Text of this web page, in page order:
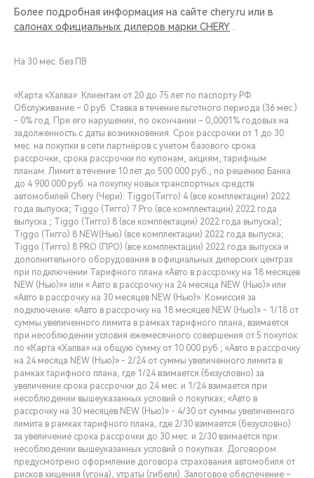
Более подробная информация на сайте chery.ru или в
салонах официальных дилеров марки CHERY
На 30 мес. без ПВ
«Карта «Халва»: Клиентам от 20 до 75 лет по паспорту РФ.
Обслуживание – 0 руб. Ставка в течение льготного периода (36 мес.)
- 0% год. При его нарушении, по окончании – 0,0001% годовых на
задолженность с даты возникновения. Срок рассрочки от 1 до 30
мес. на покупки в сети партнёров с учетом базового срока
рассрочки, срока рассрочки по купонам, акциям, тарифным
планам. Лимит в течение 10 лет до 500 000 руб., по решению Банка
до 4 900 000 руб. на покупку новых транспортных средств
автомобилей Chery (Чери): Tiggo(Тигго) 4 (все комплектации) 2022
года выпуска; Tiggo (Тигго) 7 Pro (все комплектации) 2022 года
выпуска ; Tiggo (Тигго) 8 (все комплектации) 2022 года выпуска);
Tiggo (Тигго) 8 NEW(Нью) (все комплектации) 2022 года выпуска;
Tiggo (Тигго) 8 PRO (ПРО) (все комплектации) 2022 года выпуска и
дополнительного оборудования в официальных дилерских центрах
при подключении Тарифного плана «Авто в рассрочку на 18 месяцев
NEW (Нью)»» или « Авто в рассрочку на 24 месяца NEW (Нью)» или
«Авто в рассрочку на 30 месяцев NEW (Нью)». Комиссия за
подключение: «Авто в рассрочку на 18 месяцев NEW (Нью)» - 1/18 от
суммы увеличенного лимита в рамках тарифного плана, взимается
при несоблюдении условия ежемесячного совершения от 5 покупок
по «Карта «Халва» на общую сумму от 10 000 руб.; «Авто в рассрочку
на 24 месяца NEW (Нью)» - 2/24 от суммы увеличенного лимита в
рамках тарифного плана, где 1/24 взимается (безусловно) за
увеличение срока рассрочки до 24 мес. и 1/24 взимается при
несоблюдении вышеуказанных условий о покупках; «Авто в
рассрочку на 30 месяцев NEW (Нью)» - 4/30 от суммы увеличенного
лимита в рамках тарифного плана, где 2/30 взимается (безусловно)
за увеличение срока рассрочки до 30 мес. и 2/30 взимается при
несоблюдении вышеуказанных условий о покупках. Договором
предусмотрено оформление договора страхования автомобиля от
рисков хищения (угона), утраты (гибели). Залоговое обеспечение –